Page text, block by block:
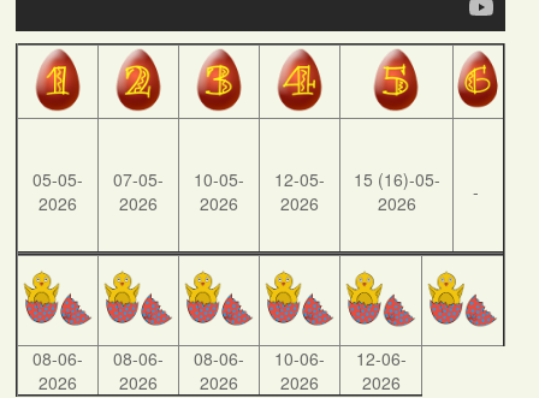
05-05-
2026
07-05-
2026
10-05-
2026
12-05-
2026
15 (16)-05-
2026
-
08-06-
2026
08-06-
2026
08-06-
2026
10-06-
2026
12-06-
2026